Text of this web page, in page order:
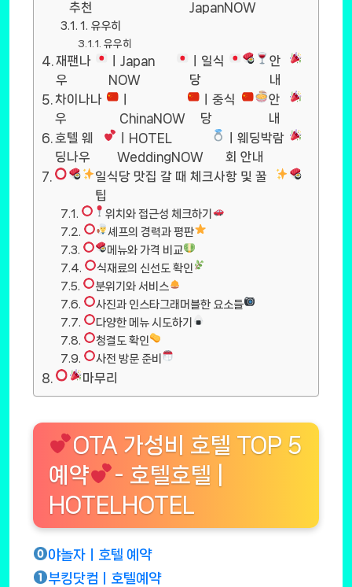
추천
JapanNOW
1. 유우히
유우히
재팬나
우
ㅣJapan
NOW
ㅣ일식
당
안
내
차이나나
우
ChinaNOW
ㅣ중식
당
안
내
호텔 웨
딩나우
ㅣHOTEL
WeddingNOW
ㅣ웨딩박람
회 안내
일식당 맛집 갈 때 체크사항 및 꿀
팁
위치와 접근성 체크하기
셰프의 경력과 평판
메뉴와 가격 비교
식재료의 신선도 확인
분위기와 서비스
사진과 인스타그래머블한 요소들
다양한 메뉴 시도하기
청결도 확인
사전 방문 준비
마무리
OTA 가성비 호텔 TOP 5
예약
- 호텔호텔 |
HOTELHOTEL
야놀자ㅣ호텔 예약
부킹닷컴ㅣ호텔예약